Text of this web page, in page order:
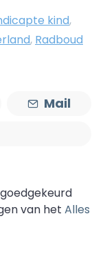
kind,
, Radboud
Mail
van het Alles